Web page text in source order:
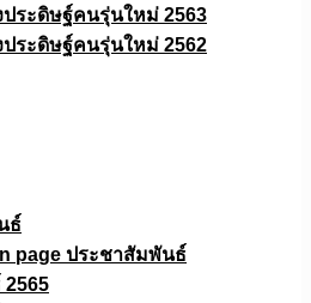
ประดิษฐ์คนรุ่นใหม่ 2563
ประดิษฐ์คนรุ่นใหม่ 2562
ธ์
page ประชาสัมพันธ์